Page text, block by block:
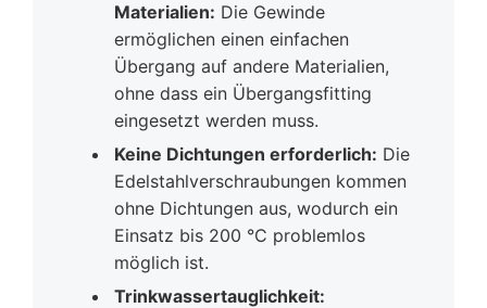
Materialien: Die Gewinde
ermöglichen einen einfachen
Übergang auf andere Materialien,
ohne dass ein Übergangsfitting
eingesetzt werden muss.
Keine Dichtungen erforderlich: Die
Edelstahlverschraubungen kommen
ohne Dichtungen aus, wodurch ein
Einsatz bis 200 °C problemlos
möglich ist.
Trinkwassertauglichkeit: